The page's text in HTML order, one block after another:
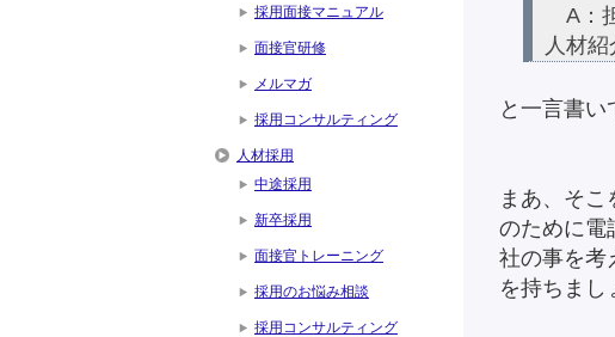
A：
人材
と一言書い
まあ、そ
のために電
社の事を考
を持ちまし
採用面接マニュアル
面接官研修
メルマガ
採用コンサルティング
人材採用
中途採用
新卒採用
面接官トレーニング
採用のお悩み相談
採用コンサルティング